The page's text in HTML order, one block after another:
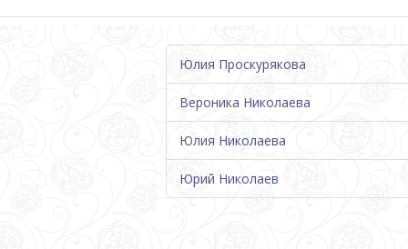
Юлия Проскурякова
Вероника Николаева
Юлия Николаева
Юрий Николаев